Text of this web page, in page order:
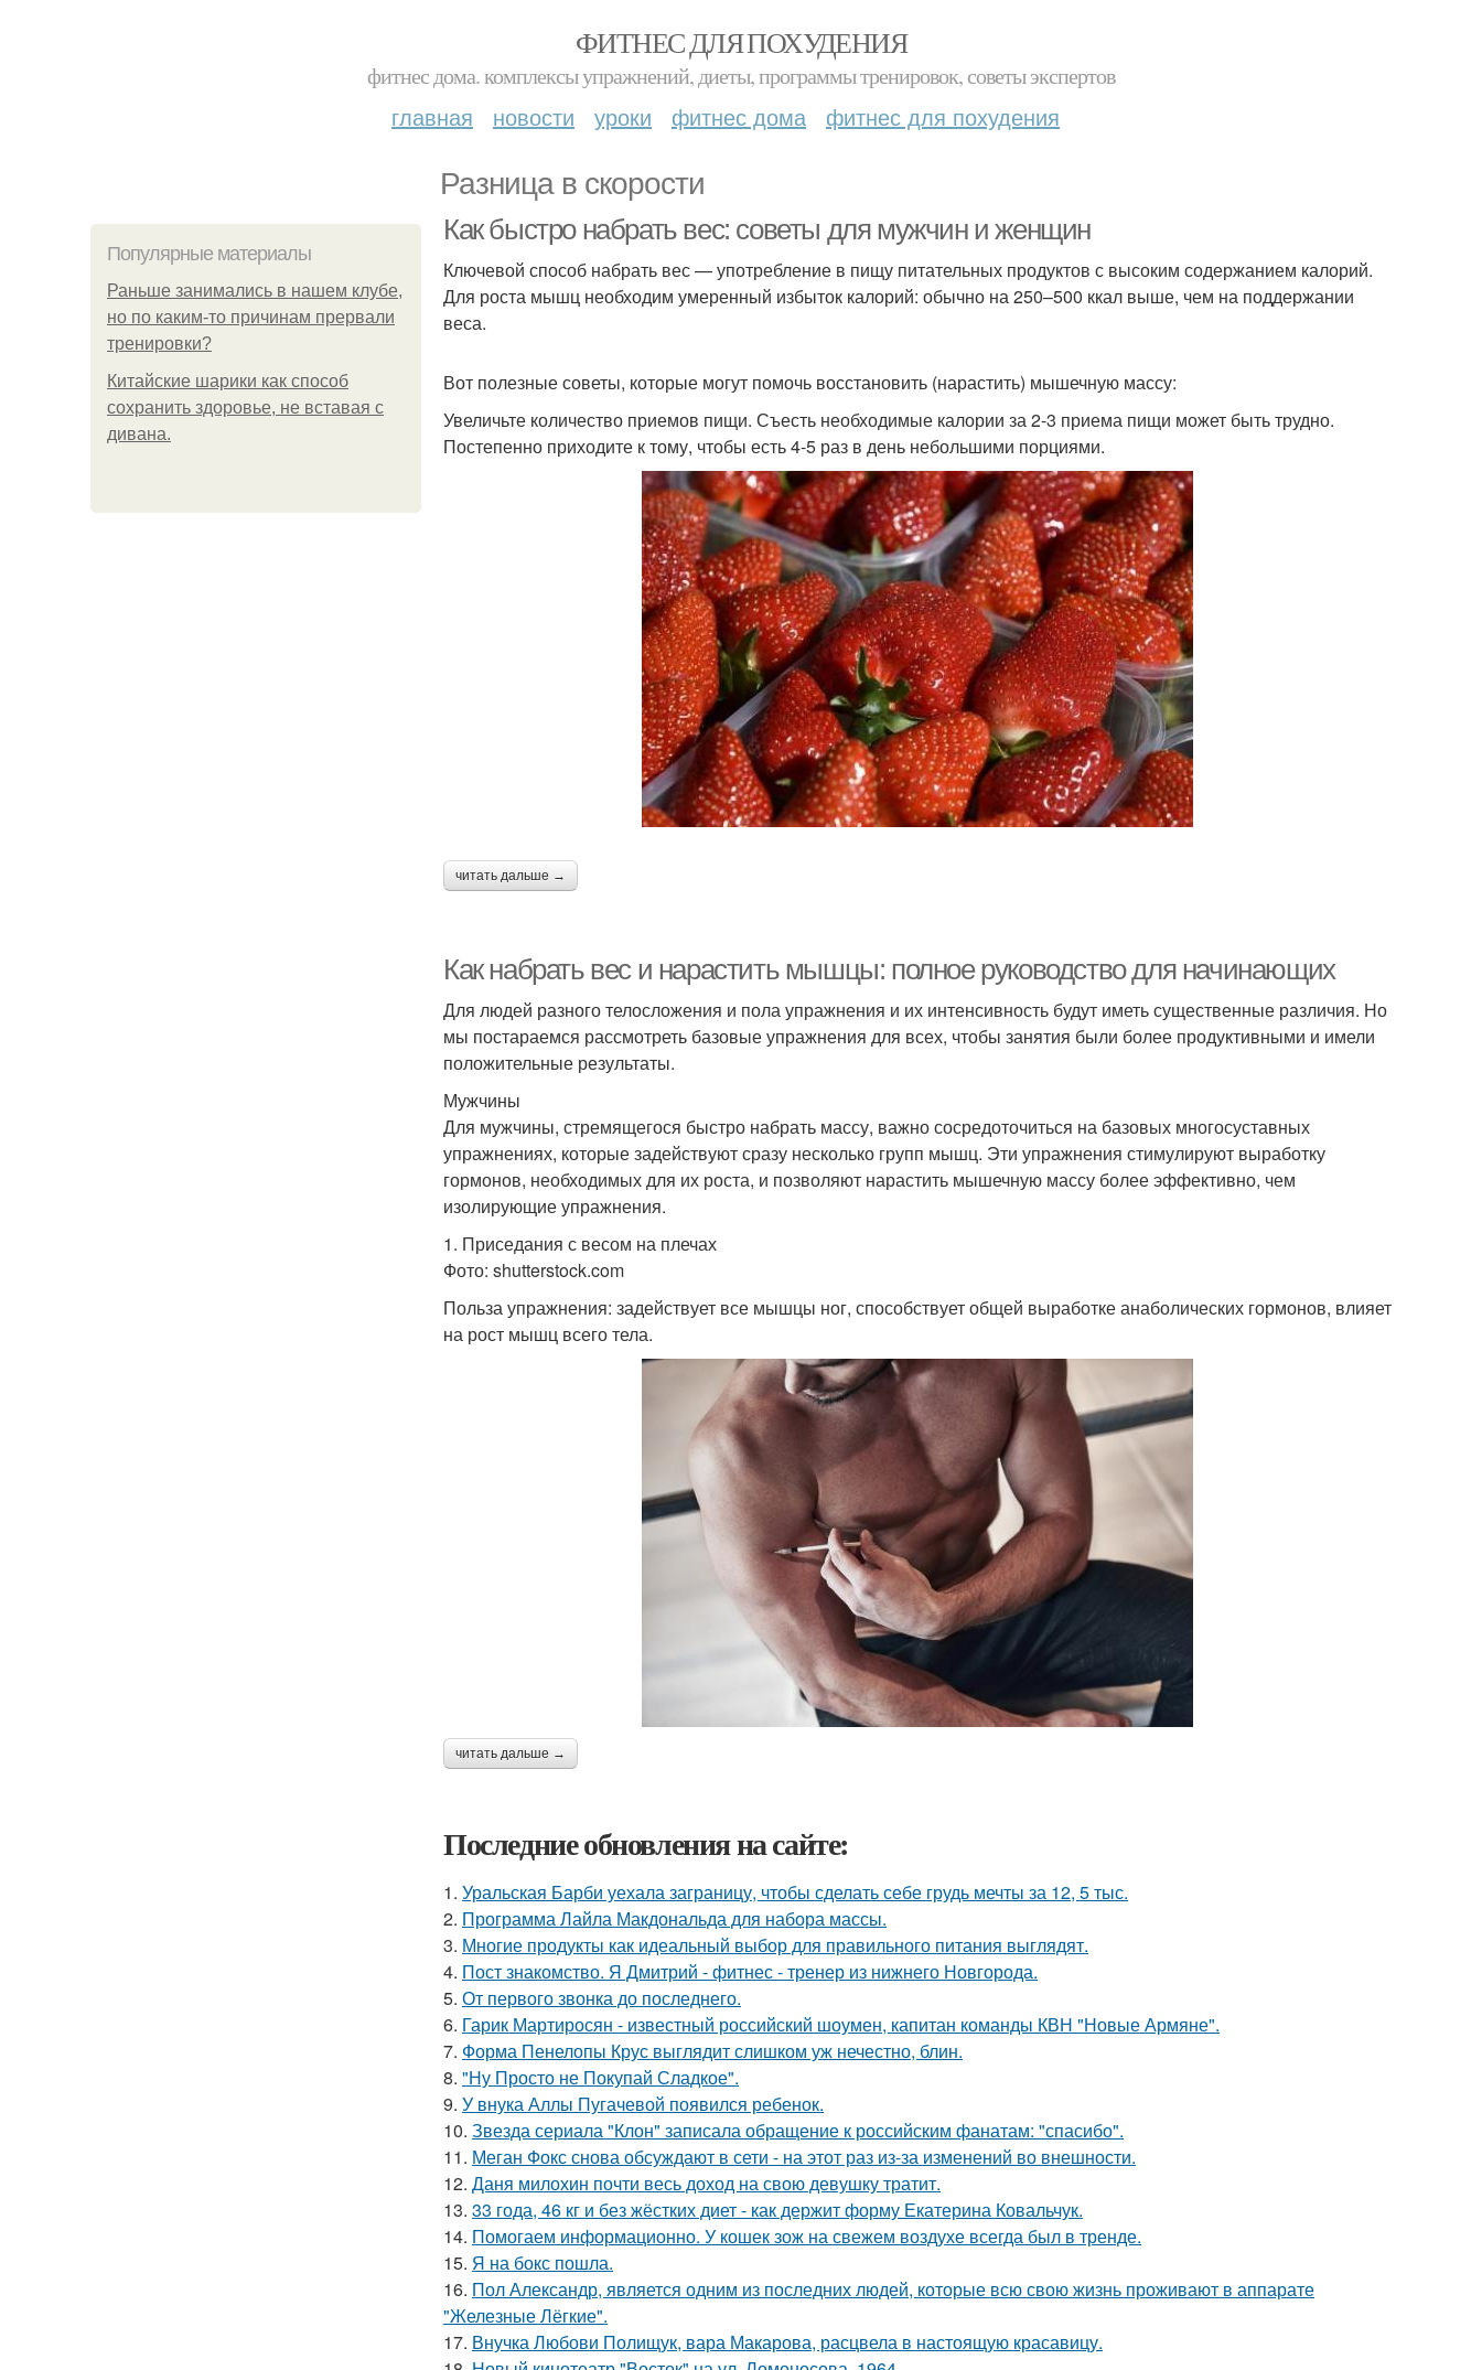
ФИТНЕС ДЛЯ ПОХУДЕНИЯ
фитнес дома. комплексы упражнений, диеты, программы тренировок, советы экспертов
главная новости уроки фитнес дома фитнес для похудения
Разница в скорости
Популярные материалы
Раньше занимались в нашем клубе,
но по каким-то причинам прервали
тренировки?
Китайские шарики как способ
сохранить здоровье, не вставая с
дивана.
Как быстро набрать вес: советы для мужчин и женщин
Ключевой способ набрать вес — употребление в пищу питательных продуктов с высоким содержанием калорий.
Для роста мышц необходим умеренный избыток калорий: обычно на 250–500 ккал выше, чем на поддержании
веса.
Вот полезные советы, которые могут помочь восстановить (нарастить) мышечную массу:
Увеличьте количество приемов пищи. Съесть необходимые калории за 2-3 приема пищи может быть трудно.
Постепенно приходите к тому, чтобы есть 4-5 раз в день небольшими порциями.
читать дальше →
Как набрать вес и нарастить мышцы: полное руководство для начинающих
Для людей разного телосложения и пола упражнения и их интенсивность будут иметь существенные различия. Но
мы постараемся рассмотреть базовые упражнения для всех, чтобы занятия были более продуктивными и имели
положительные результаты.
Мужчины
Для мужчины, стремящегося быстро набрать массу, важно сосредоточиться на базовых многосуставных
упражнениях, которые задействуют сразу несколько групп мышц. Эти упражнения стимулируют выработку
гормонов, необходимых для их роста, и позволяют нарастить мышечную массу более эффективно, чем
изолирующие упражнения.
1. Приседания с весом на плечах
Фото: shutterstock.com
Польза упражнения: задействует все мышцы ног, способствует общей выработке анаболических гормонов, влияет
на рост мышц всего тела.
читать дальше →
Последние обновления на сайте:
1. Уральская Барби уехала заграницу, чтобы сделать себе грудь мечты за 12, 5 тыс.
2. Программа Лайла Макдональда для набора массы.
3. Многие продукты как идеальный выбор для правильного питания выглядят.
4. Пост знакомство. Я Дмитрий - фитнес - тренер из нижнего Новгорода.
5. От первого звонка до последнего.
6. Гарик Мартиросян - известный российский шоумен, капитан команды КВН "Новые Армяне".
7. Форма Пенелопы Крус выглядит слишком уж нечестно, блин.
8. "Ну Просто не Покупай Сладкое".
9. У внука Аллы Пугачевой появился ребенок.
10. Звезда сериала "Клон" записала обращение к российским фанатам: "спасибо".
11. Меган Фокс снова обсуждают в сети - на этот раз из-за изменений во внешности.
12. Даня милохин почти весь доход на свою девушку тратит.
13. 33 года, 46 кг и без жёстких диет - как держит форму Екатерина Ковальчук.
14. Помогаем информационно. У кошек зож на свежем воздухе всегда был в тренде.
15. Я на бокс пошла.
16. Пол Александр, является одним из последних людей, которые всю свою жизнь проживают в аппарате
"Железные Лёгкие".
17. Внучка Любови Полищук, вара Макарова, расцвела в настоящую красавицу.